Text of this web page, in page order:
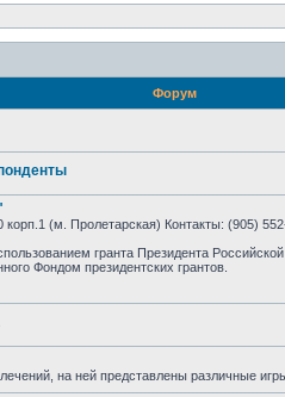
Форум
(м. Пролетарская) Контакты: (905)
гранта Президента
Фондом президентских грантов.
на ней представлены различные